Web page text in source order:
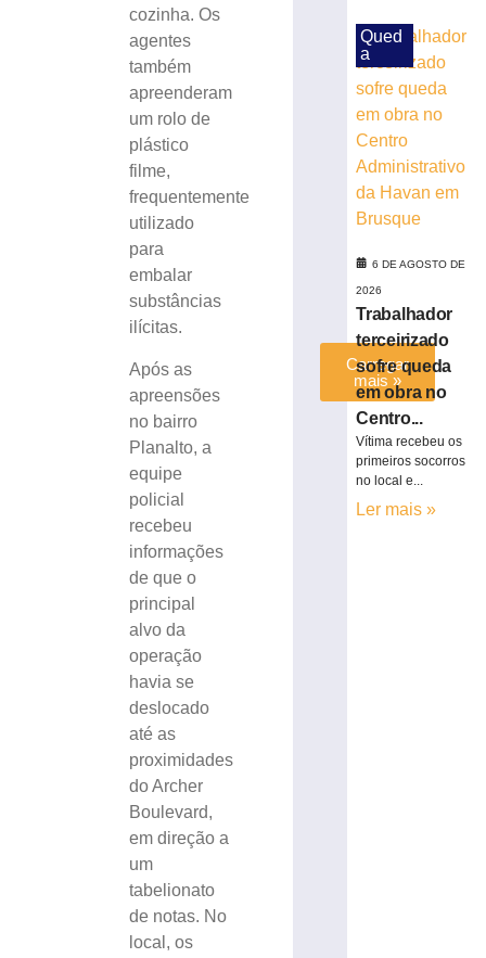
cozinha. Os
agentes
também
apreenderam
um rolo de
plástico
filme,
frequentemente
utilizado
para
embalar
substâncias
ilícitas.
Após as
apreensões
no bairro
Planalto, a
equipe
policial
recebeu
informações
de que o
principal
alvo da
operação
havia se
deslocado
até as
proximidades
do Archer
Boulevard,
em direção a
um
tabelionato
de notas. No
local, os
margens
Papanduva
agosto
Carregar
mais »
Qued
a
6 DE AGOSTO DE
2026
Trabalhador
terceirizado
sofre queda
em obra no
Centro...
Vítima recebeu os
primeiros socorros
no local e...
Ler mais »